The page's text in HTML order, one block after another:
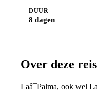
DUUR
8 dagen
Over deze reis
Laâ¯Palma, ook wel